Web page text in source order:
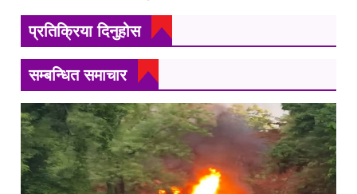
प्रतिक्रिया दिनुहोस
सम्बन्धित समाचार